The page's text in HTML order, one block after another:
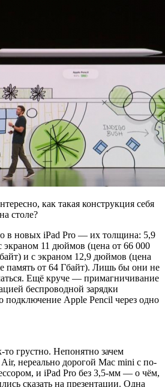
как такая конструкция себя
столе?
в новых iPad Pro — их толщина: 5,9
11 дюймов (цена от 66 000
и с экраном 12,9 дюймов (цена
память от 64 Гбайт). Лишь бы они не
Ещё круче — примагничивание
беспроводной зарядки
подключение Apple Pencil через одно
то грустно. Непонятно зачем
нереально дорогой Mac mini с по-
и iPad Pro без 3,5-мм — о чём,
сказать на презентации. Одна